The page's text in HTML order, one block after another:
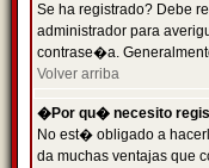
Se ha registrado? Debe
administrador para
contrase�a.
Volver arriba
�Por qu� necesito
No est� obligado a
da muchas ventajas que